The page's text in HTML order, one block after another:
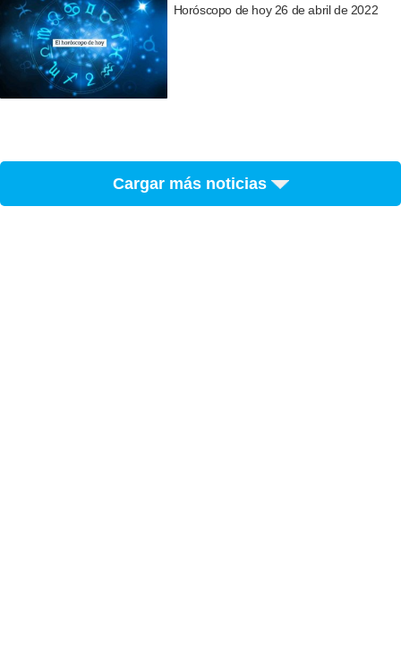
Horóscopo de hoy 26 de abril de 2022
Cargar más noticias